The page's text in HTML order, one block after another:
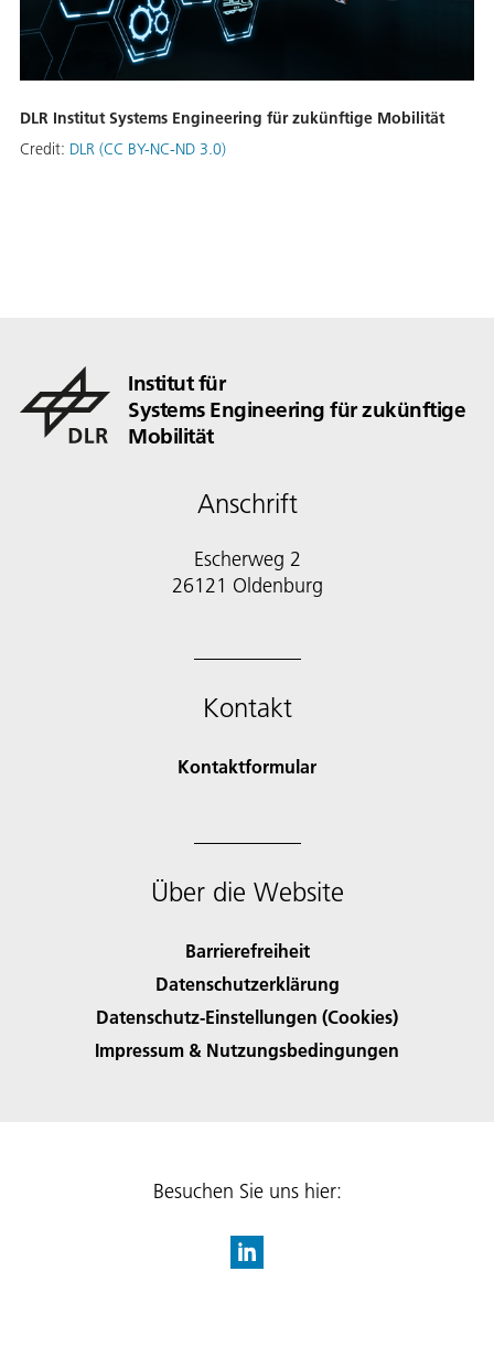
DLR Institut Systems Engineering für zukünftige Mobilität
Credit: DLR (CC BY-NC-ND 3.0)
Institut für
Systems Engineering für zukünftige
Mobilität
Anschrift
Escherweg 2
Kontakt
Kontaktformular
Über die Website
Barrierefreiheit
Datenschutzerklärung
Datenschutz-Einstellungen (Cookies)
Impressum & Nutzungsbedingungen
Besuchen Sie uns hier: